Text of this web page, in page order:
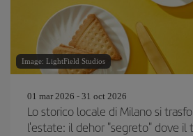
Image: LightField Studios
01 mar 2026 - 31 oct 2026
Lo storico locale di Milano si
l'estate: il dehor "segreto" dove il